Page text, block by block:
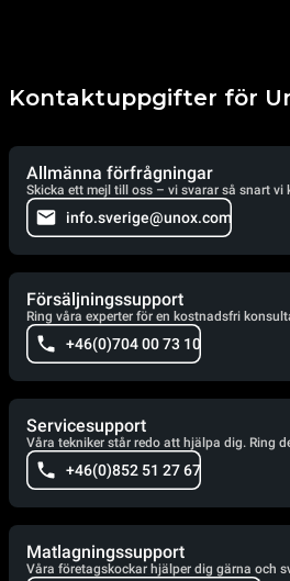
Kontaktuppgifter för
Allmänna förfrågningar
Skicka ett mejl till oss – vi svarar så snart vi
info.sverige@unox.com
Försäljningssupport
Ring våra experter för en kostnadsfri
+46(0)704 00 73 10
Servicesupport
Våra tekniker står redo att hjälpa dig. Ring
+46(0)852 51 27 67
Matlagningssupport
Våra företagskockar hjälper dig gärna och